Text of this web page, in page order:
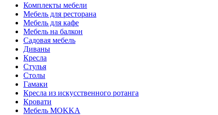
Комплекты мебели
Мебель для ресторана
Мебель для кафе
Мебель на балкон
Садовая мебель
Диваны
Кресла
Стулья
Столы
Гамаки
Кресла из искусственного ротанга
Кровати
Мебель MOKKA